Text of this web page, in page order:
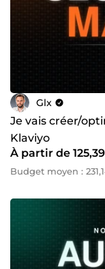
maintenant pour
offert de 30
renseignement ?
vous conseiller et
fait confiance à
Glx
Je vais créer/
Klaviyo
À partir de
Budget moyen :